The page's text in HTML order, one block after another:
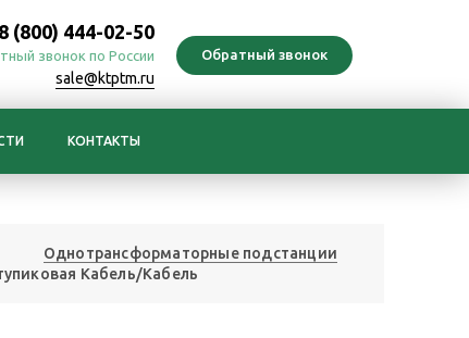
8 (800) 444-02-50
звонок по России
sale@ktptm.ru
КОНТАКТЫ
Однотрансформаторные подстанции
Кабель/Кабель